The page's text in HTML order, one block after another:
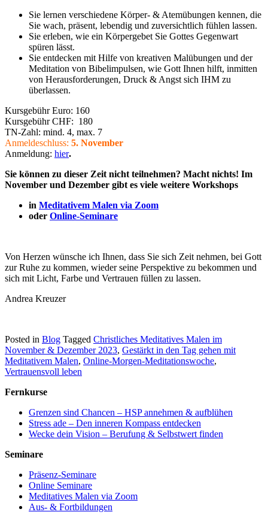
Sie lernen verschiedene Körper- & Atemübungen kennen, die
Sie wach, präsent, lebendig und zuversichtlich fühlen lassen.
Sie erleben, wie ein Körpergebet Sie Gottes Gegenwart
spüren lässt.
Sie entdecken mit Hilfe von kreativen Malübungen und der
Meditation von Bibelimpulsen, wie Gott Ihnen hilft, inmitten
von Herausforderungen, Druck & Angst sich IHM zu
überlassen.
Kursgebühr Euro: 160
Kursgebühr CHF: 180
TN-Zahl: mind. 4, max. 7
Anmeldeschluss: 5. November
Anmeldung: hier.
Sie können zu dieser Zeit nicht teilnehmen? Macht nichts! Im
November und Dezember gibt es viele weitere Workshops
in Meditativem Malen via Zoom
oder Online-Seminare
Von Herzen wünsche ich Ihnen, dass Sie sich Zeit nehmen, bei Gott
zur Ruhe zu kommen, wieder seine Perspektive zu bekommen und
sich mit Licht, Farbe und Vertrauen füllen zu lassen.
Andrea Kreuzer
Posted in Blog Tagged Christliches Meditatives Malen im
November & Dezember 2023, Gestärkt in den Tag gehen mit
Meditativem Malen, Online-Morgen-Meditationswoche,
Vertrauensvoll leben
Fernkurse
Grenzen sind Chancen – HSP annehmen & aufblühen
Stress ade – Den inneren Kompass entdecken
Wecke dein Vision – Berufung & Selbstwert finden
Seminare
Präsenz-Seminare
Online Seminare
Meditatives Malen via Zoom
Aus- & Fortbildungen